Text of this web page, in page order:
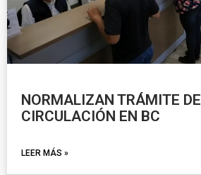
NORMALIZAN TRÁMITE DE
CIRCULACIÓN EN BC
LEER MÁS »